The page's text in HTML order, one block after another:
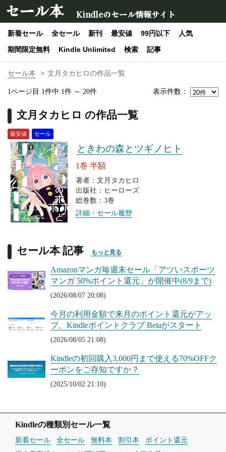
セール本 Kindleのセール情報サイト
新着セール 全セール 新刊 最安値 99円以下
人気
期間限定無料
Kindle Unlimited 検索 記事
セール本 文月タカヒロの作品一覧
1ページ目 1件中 1件 ～ 20件 表示件数：
文月タカヒロ の作品一覧
最安値 セール
ときわの森とツギノヒト
1巻 半額
著者：文月タカヒロ
出版社：ヒーローズ
総巻数：3巻
詳細・セール履歴
セール本 記事 もっと見る
Amazonマンガ毎週末セール「アツいスポーツ
マンガ 50%ポイント還元」が開催中(8/9まで)
(2026/08/07 20:08)
今月の利用金額で来月のポイント還元がアッ
プ、Kindleポイントクラブ Betaがスタート
(2026/08/05 21:08)
Kindleの初回購入3,000円まで使える70%OFFク
ーポンをご存知ですか？
(2025/10/02 21:10)
Kindleの種類別セール一覧
新着セール 全セール 無料本 割引本
ポイント還元